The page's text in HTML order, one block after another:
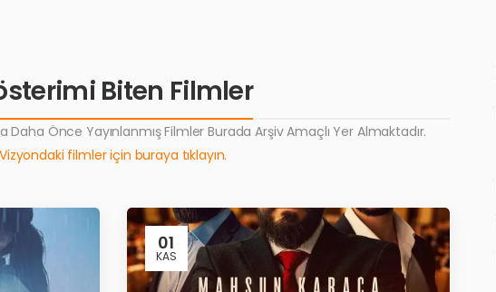
Biten Filmler
Daha Önce Yayınlanmış Filmler Burada Arşiv Amaçlı Yer Almaktadır.
Vizyondaki filmler için buraya tıklayın.
01
KAS